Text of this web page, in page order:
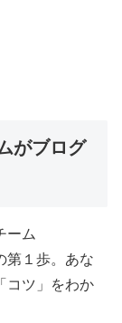
がブログ
ーム
第１歩。あな
コツ」をわか